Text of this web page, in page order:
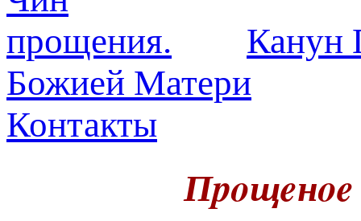
Канун
Божией Матери
Контакты
Пpoщeнoe